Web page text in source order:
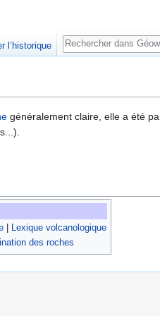
généralement claire, elle a été
Lexique volcanologique
des roches
l’historique
Rechercher